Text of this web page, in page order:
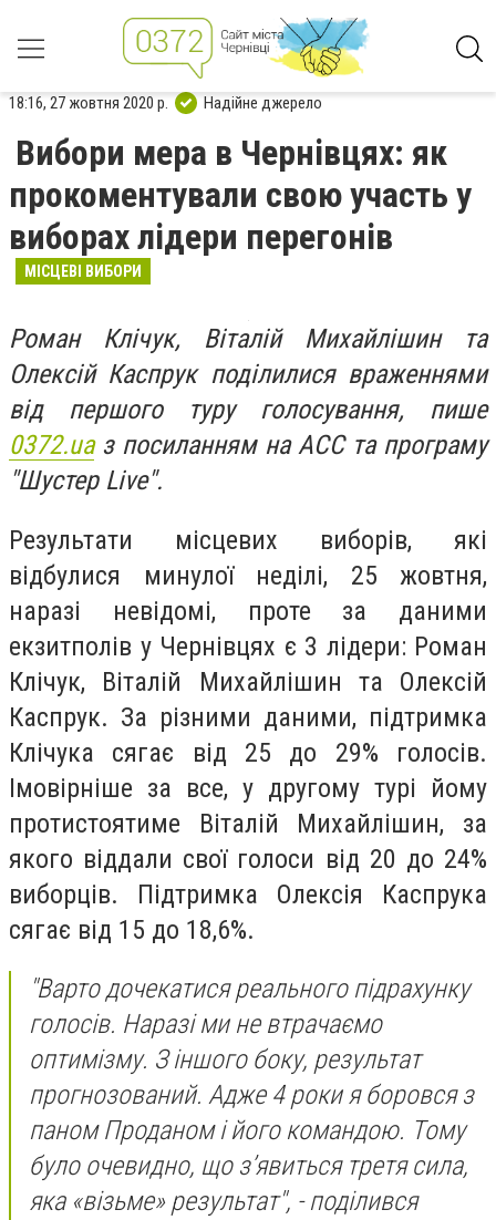
18:16, 27 жовтня 2020 р. Надійне джерело
Вибори мера в Чернівцях: як
прокоментували свою участь у
виборах лідери перегонів
МІСЦЕВІ ВИБОРИ
Роман Клічук, Віталій Михайлішин та
Олексій Каспрук поділилися враженнями
від першого туру голосування, пише
0372.uaз посиланням на АСС та програму
"Шустер Live".
Результати місцевих виборів, які
відбулися минулої неділі, 25 жовтня,
наразі невідомі, проте за даними
екзитполів у Чернівцях є 3 лідери: Роман
Клічук, Віталій Михайлішин та Олексій
Каспрук. За різними даними, підтримка
Клічука сягає від 25 до 29% голосів.
Імовірніше за все, у другому турі йому
протистоятиме Віталій Михайлішин, за
якого віддали свої голоси від 20 до 24%
виборців. Підтримка Олексія Каспрука
сягає від 15 до 18,6%.
"Варто дочекатися реального підрахунку
голосів. Наразі ми не втрачаємо
оптимізму. З іншого боку, результат
прогнозований. Адже 4 роки я боровся з
паном Проданом і його командою. Тому
було очевидно, що з’явиться третя сила,
яка «візьме» результат", - поділився